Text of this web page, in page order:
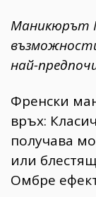
Маникюрът
най-
Френски
връх:
получава
или
Омбре